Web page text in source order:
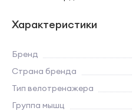
Характеристики
Бренд
Страна бренда
Тип велотренажера
Группа мышц